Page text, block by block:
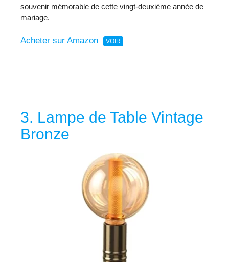
souvenir mémorable de cette vingt-deuxième année de
mariage.
Acheter sur Amazon
3. Lampe de Table Vintage
Bronze